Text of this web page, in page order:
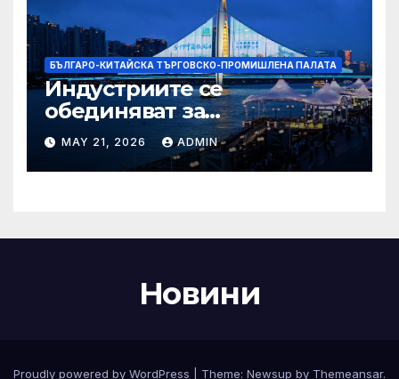
БЪЛГАРО-КИТАЙСКА ТЪРГОВСКО-ПРОМИШЛЕНА ПАЛАТА
Индустриите се
обединяват за
висококачествен растеж на
културния и
туристическия сектор
MAY 21, 2026 ADMIN
Новини
Proudly powered by WordPress Theme: Newsup by Themeansar.